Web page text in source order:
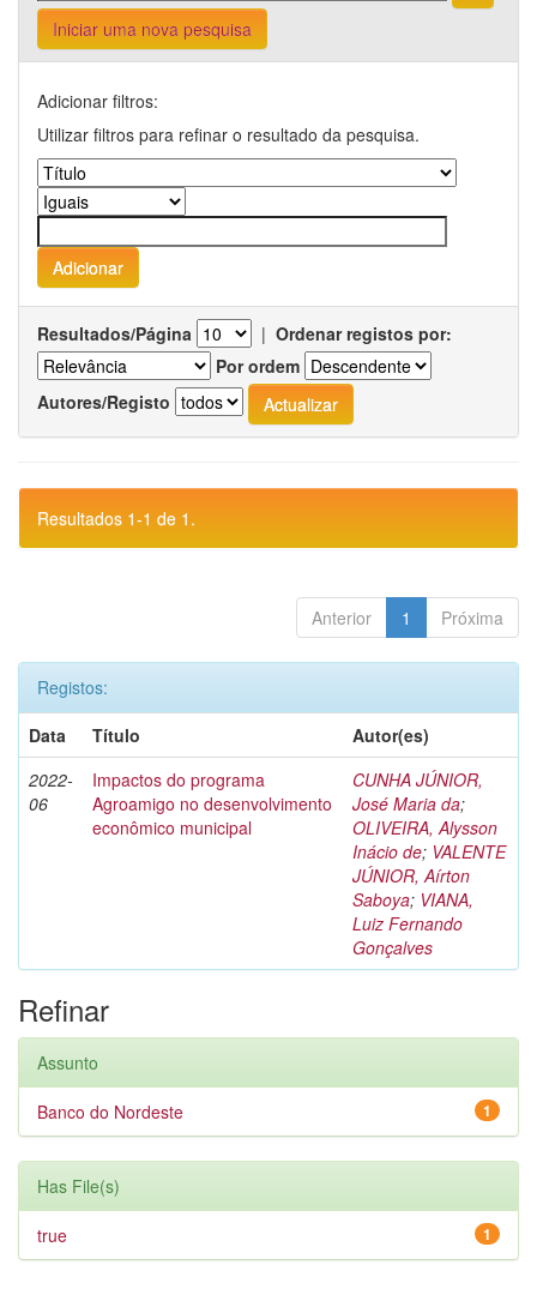
Iniciar uma nova pesquisa
Adicionar filtros:
Utilizar filtros para refinar o resultado da pesquisa.
Resultados/Página | Ordenar registos por:
Por ordem
Autores/Registo
Resultados 1-1 de 1.
Anterior 1 Próxima
Registos:
Data
Título
Autor(es)
2022-
06
Impactos do programa
Agroamigo no desenvolvimento
econômico municipal
CUNHA JÚNIOR,
José Maria da;
OLIVEIRA, Alysson
Inácio de; VALENTE
JÚNIOR, Aírton
Saboya; VIANA,
Luiz Fernando
Gonçalves
Refinar
Assunto
1
Banco do Nordeste
Has File(s)
1
true